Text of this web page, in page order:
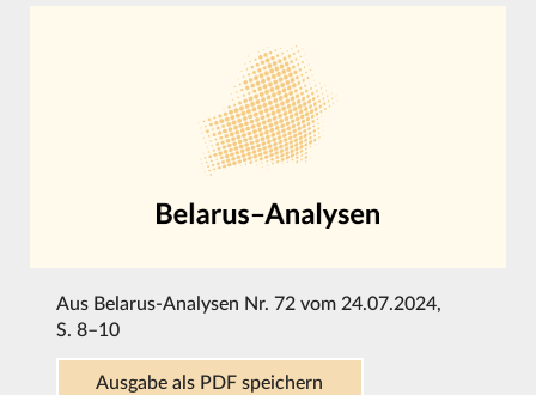
Aus Belarus-Analysen Nr. 72 vom 24.07.2024,
S. 8–10
Ausgabe als PDF speichern